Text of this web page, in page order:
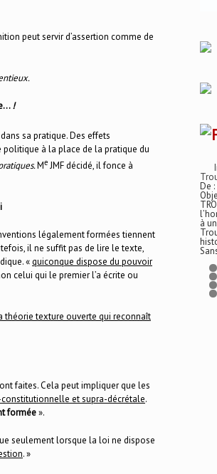
peut servir d’assertion comme de
!
sa pratique. Des effets
politique à la place de la pratique du
Me JMF décidé, il fonce à
légalement formées tiennent
il ne suffit pas de lire le texte,
«quiconque dispose du pouvoir
celui qui le premier l’a écrite ou
théorie texture ouverte qui reconnaît
faites. Cela peut impliquer que les
constitutionnelle et supra-décrétale.
formée».
seulement lorsque la loi ne dispose
. »
De
à